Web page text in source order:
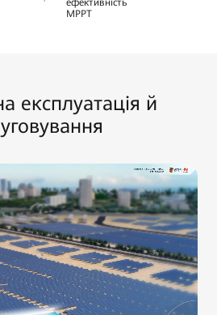
ефективність
MPPT
експлуатація й